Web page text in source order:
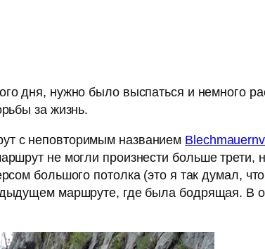
дня, нужно было выспаться и немного
за жизнь.
с неповторимым названием
не могли произнести больше
большого потолка (это я так думал,
маршруте, где была бодрящая. В